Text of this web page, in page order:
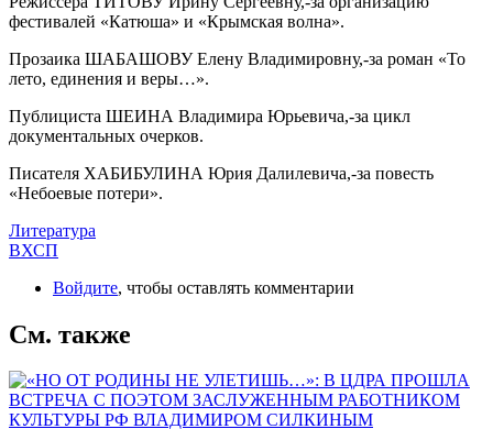
фестивалей «Катюша» и «Крымская волна».
Прозаика ШАБАШОВУ Елену Владимировну,-за роман «То
лето, единения и веры…».
Публициста ШЕИНА Владимира Юрьевича,-за цикл
документальных очерков.
Писателя ХАБИБУЛИНА Юрия Далилевича,-за повесть
«Небоевые потери».
Литература
ВХСП
Войдите, чтобы оставлять комментарии
См. также